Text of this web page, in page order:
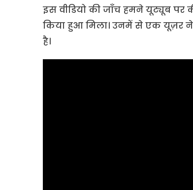
इस वीडियो की जाँच हमने यूट्यूब पर
किया हुआ मिला। उनमें से एक यूज़र ने
है।